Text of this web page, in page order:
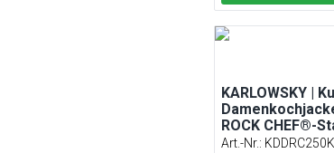
KARLOWSKY |
ROCK CHEF®-
50
Art.-Nr.: KDDRC250K